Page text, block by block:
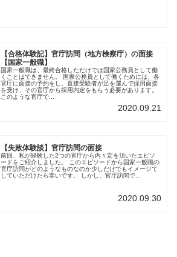
【合格体験記】官庁訪問（地方検察庁）の面接
【国家一般職】
国家一般職は、最終合格しただけでは国家公務員として働
くことはできません。 国家公務員として働くためには、各
官庁に面接の予約をし、直接受験者が足を運んで採用面接
を受け、その官庁から採用内定をもらう必要があります。
このような官庁で...
2020.09.21
【失敗体験談】官庁訪問の面接
前回、私が経験した2つの官庁から内々定を頂いたエピソ
ードをご紹介しました。 このエピソードから国家一般職の
官庁訪問がどのようなものなのか少しだけでもイメージて
していただけたら幸いです。 しかし、官庁訪問で...
2020.09.30